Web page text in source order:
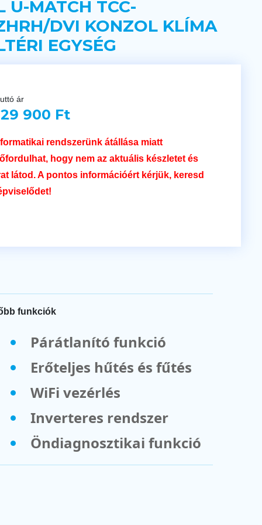
U-MATCH TCC-
DVI KONZOL KLÍMA
EGYSÉG
ár
900 Ft
rendszerünk átállása miatt
hogy nem az aktuális készletet és
látod. A pontos információért kérjük, keresd
funkciók
Párátlanító funkció
Erőteljes hűtés és fűtés
WiFi vezérlés
Inverteres rendszer
Öndiagnosztikai funkció